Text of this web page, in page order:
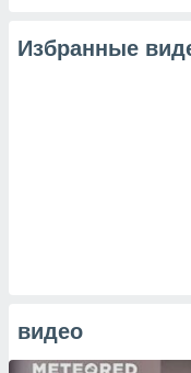
Избранные
видео